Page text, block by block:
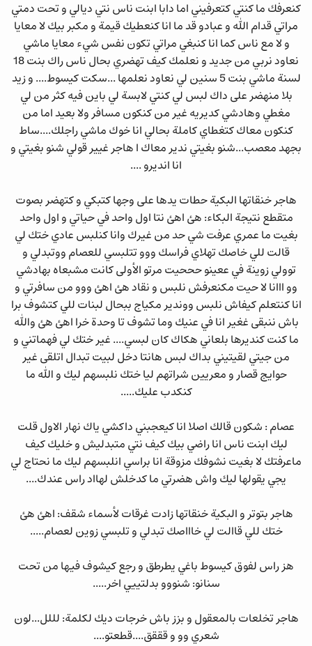
كنعرفك ما كنتي كتعرفيني اما دابا ابنت ناس نتي ديالي و تحت دمتي
مراتي قدام الله و عبادو قد ما انا كنعطيك قيمة و مكبر بيك لا معايا
و لا مع ناس كما انا كنبغي مراتي تكون نفس شيء معايا ماشي
نعاود نربي من جديد و نعلمك كيف تهضري بحال ناس راك بنت 18
لسنة ماشي بنت 5 سنين لي نعاود نعلمها ...سكت كيسوط.... و زيد
بلا منهضر على داك لبس لي كنتي لابسة لي باين فيه كثر من لي
مغطي وهادشي كديريه غير من كنكون مسافر ولا بعيد اما من
كنكون معاك كتغطاي كاملة بحالي انا خوك ماشي راجلك....ساط
بجهد معصب...شنو بغيتي ندير معاك ا هاجر غيير قولي شنو بغيتي و
انا انديرو ....
هاجر خنقاتها البكية حطات يدها على وجها كتبكي و كتهضر بصوت
متقطع نتيجة البكاء: هئ اهئ نتا اول واحد في حياتي و اول واحد
بغيت ما عمري عرفت شي حد من غيرك وانا كنلبس عادي ختك لي
قالت للي خاصك تهلاي فراسك ووو تتلبسي للعصام ووتبدلي و
توولي زوينة في ععينو حححيت مرتو الأولى كانت مشبعاه بهادشي
وو ااانا لا حيت مكنعرفش نلبس و نقاد هئ اهئ ووو من سافرتي و
انا كنتعلم كيفاش نلبس ووندير مكياج ببحال لبنات للي كتشوف برا
باش ننبقى غغير انا في عنيك وما تشوف تا وحدة خرا اهئ هئ والله
ما كنت كنديرها بلعاني هكاك كان لبسي.... غير ختك لي فهماتني و
من جيتي لقيتيني بداك لبس هانتا دخل لبيت تبدال اتلقى غير
حوايج قصار و معريين شراتهم ليا ختك نلبسهم ليك و الله ما
كنكدب عليك.....
عصام : شكون قالك اصلا انا كيعجبني داكشي ياك نهار الاول قلت
ليك ابنت ناس انا راضي بيك كيف نتي متبدليش و خليك كيف
ماعرفتك لا بغيت نشوفك مزوقة انا براسي انلبسهم ليك ما نحتاج لي
يجي يقولها ليك واش هضرتي ما كدخلش لهااد راس عندك....
هاجر بتوتر و البكية خنقاتها زادت غرقات لأسماء شقف: اهئ هئ
ختك للي قاالت لي خاااصك تبدلي و تلبسي زوين لعصام.....
هز راس لفوق كيسوط باغي يطرطق و رجع كيشوف فيها من تحت
سنانو: شنووو بدلتييي اخر.....
هاجر تخلعات بالمعقول و بزز باش خرجات ديك لكلمة: لللل...لون
شعري وو و قققق....قطعتو....